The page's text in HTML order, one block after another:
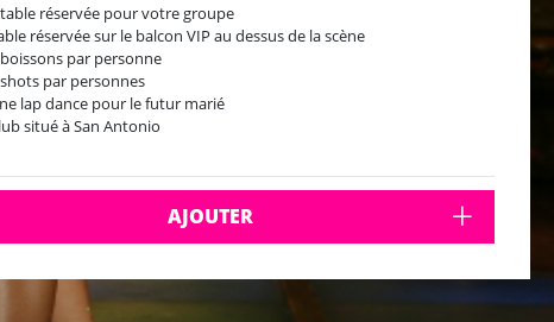
réservée pour votre groupe
réservée sur le balcon VIP au dessus de la scène
par personne
par personnes
lap dance pour le futur marié
situé à San Antonio
AJOUTER